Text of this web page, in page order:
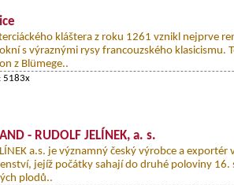
kláštera z roku 1261 vznikl nejprve
s výraznými rysy francouzského klasicismu.
z Blümege..
5183x
- RUDOLF JELÍNEK, a. s.
a.s. je významný český výrobce a
jejíž počátky sahají do druhé poloviny 16.
plodů..